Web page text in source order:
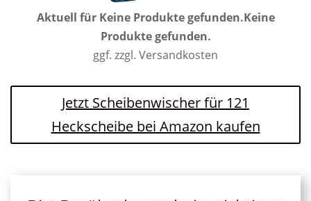
Aktuell für Keine Produkte gefunden.Keine
Produkte gefunden.
ggf. zzgl. Versandkosten
Jetzt Scheibenwischer für 121
Heckscheibe bei Amazon kaufen